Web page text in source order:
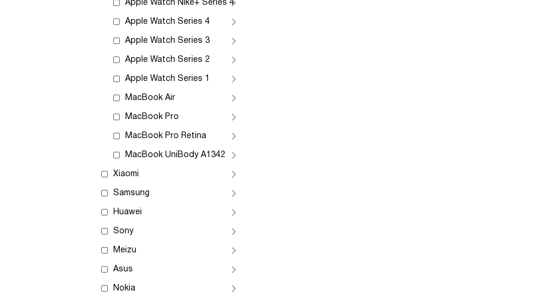
Apple Watch Nike+ Series 4
Apple Watch Series 4
Apple Watch Series 3
Apple Watch Series 2
Apple Watch Series 1
MacBook Air
MacBook Pro
MacBook Pro Retina
MacBook UniBody A1342
Xiaomi
Samsung
Huawei
Sony
Meizu
Asus
Nokia